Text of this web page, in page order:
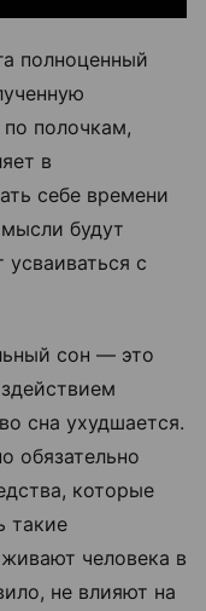
полноценный
полочкам,
в
себе времени
будут
усваиваться с
сон — это
сна ухудшается.
обязательно
которые
такие
человека в
не влияют на